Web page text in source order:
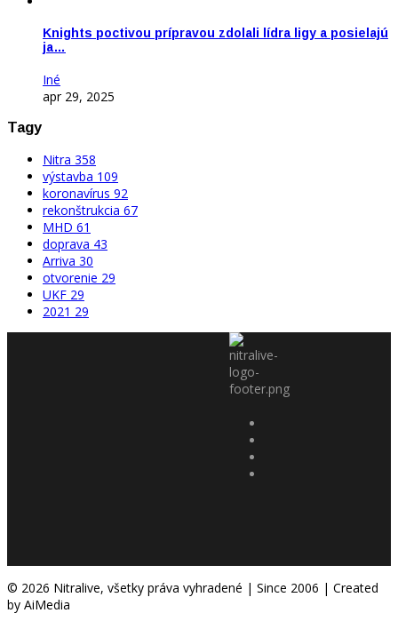
Knights poctivou prípravou zdolali lídra ligy a posielajú
ja…
Iné
apr 29, 2025
Tagy
Nitra 358
výstavba 109
koronavírus 92
rekonštrukcia 67
MHD 61
doprava 43
Arriva 30
otvorenie 29
UKF 29
2021 29
© 2026 Nitralive, všetky práva vyhradené | Since 2006 | Created
by AiMedia